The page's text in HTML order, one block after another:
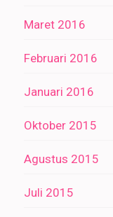
Maret 2016
Februari 2016
Januari 2016
Oktober 2015
Agustus 2015
Juli 2015